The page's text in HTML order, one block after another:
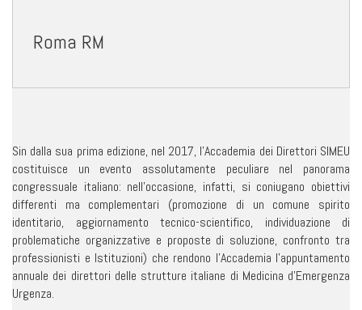
Roma RM
Sin dalla sua prima edizione, nel 2017, l’Accademia dei Direttori SIMEU
costituisce un evento assolutamente peculiare nel panorama
congressuale italiano: nell’occasione, infatti, si coniugano obiettivi
differenti ma complementari (promozione di un comune spirito
identitario, aggiornamento tecnico-scientifico, individuazione di
problematiche organizzative e proposte di soluzione, confronto tra
professionisti e Istituzioni) che rendono l’Accademia l’appuntamento
annuale dei direttori delle strutture italiane di Medicina d’Emergenza
Urgenza.